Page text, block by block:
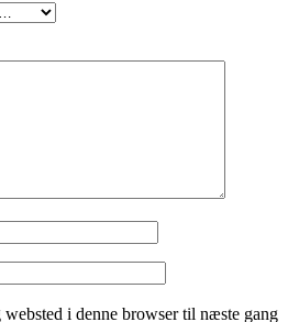
i denne browser til næste gang